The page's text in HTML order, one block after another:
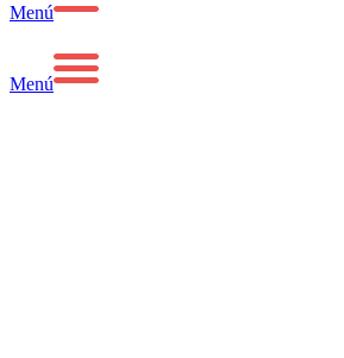
Menú
Menú